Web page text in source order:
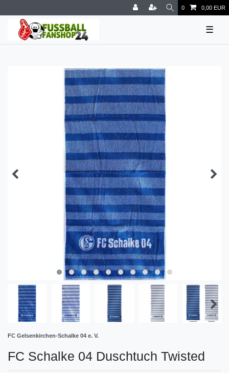
0 0,00 EUR
☰
FC Gelsenkirchen-Schalke 04 e. V.
FC Schalke 04 Duschtuch Twisted